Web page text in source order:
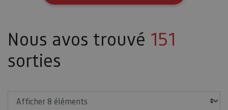
Nous avos trouvé 151
sorties